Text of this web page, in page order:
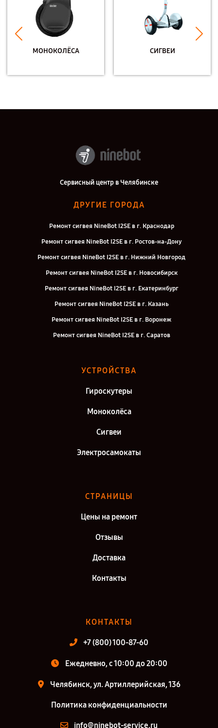
МОНОКОЛЁСА СИГВЕИ
Сервисный центр в Челябинске
ДРУГИЕ ГОРОДА
Ремонт сигвея NineBot I2SE в г. Краснодар
Ремонт сигвея NineBot I2SE в г. Ростов-на-Дону
Ремонт сигвея NineBot I2SE в г. Нижний Новгород
Ремонт сигвея NineBot I2SE в г. Новосибирск
Ремонт сигвея NineBot I2SE в г. Екатеринбург
Ремонт сигвея NineBot I2SE в г. Казань
Ремонт сигвея NineBot I2SE в г. Воронеж
Ремонт сигвея NineBot I2SE в г. Саратов
Ремонт сигвея NineBot I2SE в г. Киров
Ремонт сигвея NineBot I2SE в г. Санкт-Петербург
УСТРОЙСТВА
Гироскутеры
Моноколёса
Сигвеи
Электросамокаты
СТРАНИЦЫ
Цены на ремонт
Отзывы
Доставка
Контакты
КОНТАКТЫ
+7 (800) 100-87-60
Ежедневно, с 10:00 до 20:00
Челябинск, ул. Артиллерийская, 136
Политика конфиденциальности
info@ninebot-service.ru